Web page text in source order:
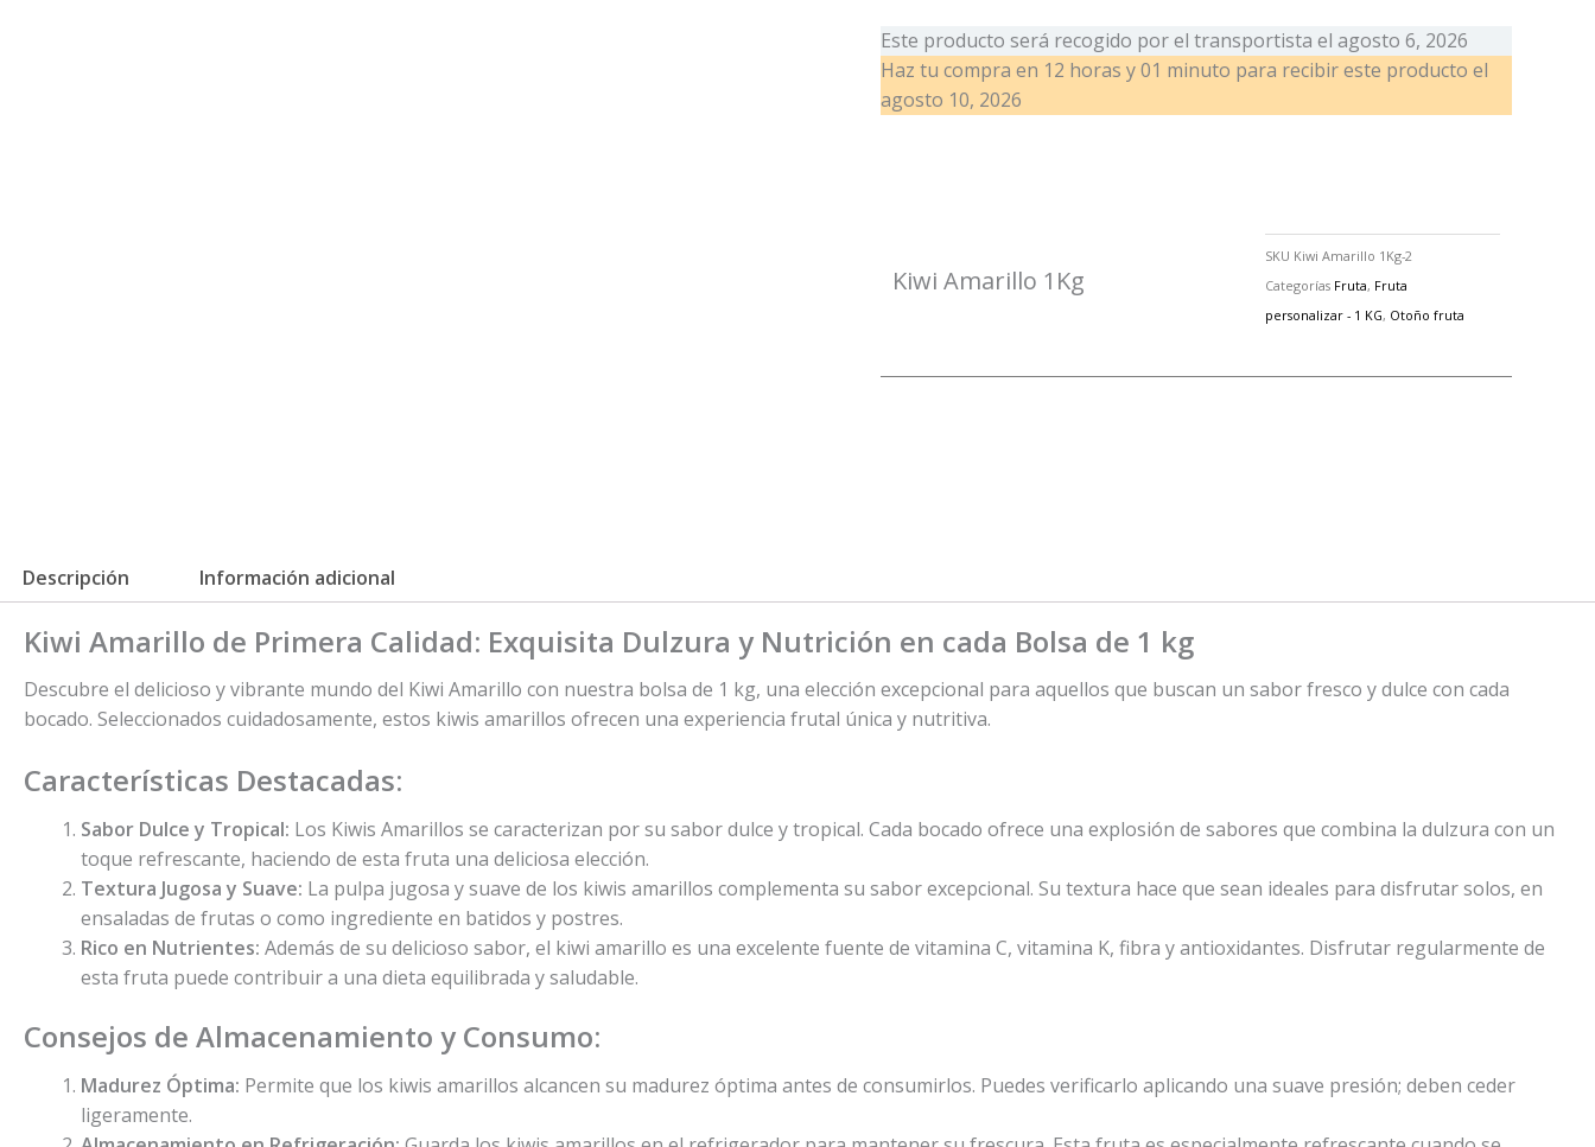
cantidad
Este producto será recogido por el transportista el agosto 6, 2026
Haz tu compra en 12 horas y 01 minuto para recibir este producto el
agosto 10, 2026
Kiwi Amarillo 1Kg
SKU Kiwi Amarillo 1Kg-2
Categorías Fruta, Fruta
personalizar - 1 KG, Otoño fruta
Descripción Información adicional
Kiwi Amarillo de Primera Calidad: Exquisita Dulzura y Nutrición en cada Bolsa de 1 kg
Descubre el delicioso y vibrante mundo del Kiwi Amarillo con nuestra bolsa de 1 kg, una elección excepcional para aquellos que buscan un sabor fresco y dulce con cada
bocado. Seleccionados cuidadosamente, estos kiwis amarillos ofrecen una experiencia frutal única y nutritiva.
Características Destacadas:
Sabor Dulce y Tropical: Los Kiwis Amarillos se caracterizan por su sabor dulce y tropical. Cada bocado ofrece una explosión de sabores que combina la dulzura con un
toque refrescante, haciendo de esta fruta una deliciosa elección.
Textura Jugosa y Suave: La pulpa jugosa y suave de los kiwis amarillos complementa su sabor excepcional. Su textura hace que sean ideales para disfrutar solos, en
ensaladas de frutas o como ingrediente en batidos y postres.
Rico en Nutrientes: Además de su delicioso sabor, el kiwi amarillo es una excelente fuente de vitamina C, vitamina K, fibra y antioxidantes. Disfrutar regularmente de
esta fruta puede contribuir a una dieta equilibrada y saludable.
Consejos de Almacenamiento y Consumo:
Madurez Óptima: Permite que los kiwis amarillos alcancen su madurez óptima antes de consumirlos. Puedes verificarlo aplicando una suave presión; deben ceder
ligeramente.